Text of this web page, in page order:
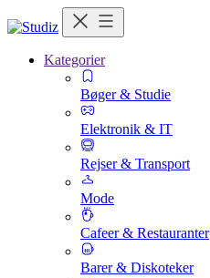
Kategorier
Bøger & Studie
Elektronik & IT
Rejser & Transport
Mode
Cafeer & Restauranter
Barer & Diskoteker